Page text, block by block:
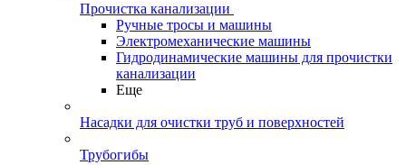
Прочистка канализации
Ручные тросы и машины
Электромеханические машины
Гидродинамические машины для прочистки
канализации
Еще
Насадки для очистки труб и поверхностей
Трубогибы